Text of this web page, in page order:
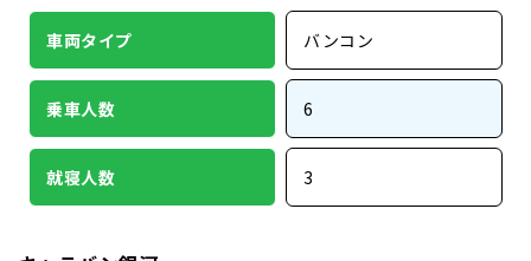
車両タイプ バンコン
乗車人数 6
就寝人数 3